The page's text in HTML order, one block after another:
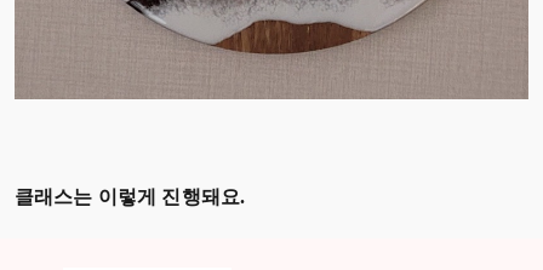
클래스는 이렇게 진행돼요.